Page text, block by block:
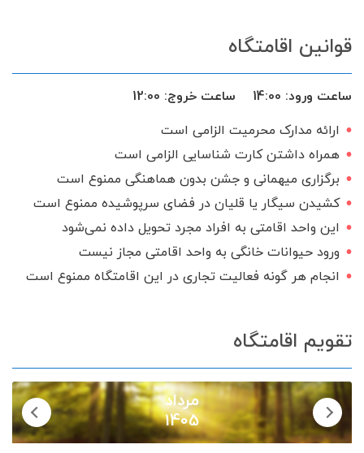
میز نهارخوری
سرویس ایرانی
قوانین اقامتگاه
ساعت ورود: 14:00 ساعت خروج: 12:00
ارائه مدارک محرمیت الزامی است
همراه داشتن کارت شناسایی الزامی است
برگزاری میهمانی و جشن بدون هماهنگی ممنوع است
کشیدن سیگار یا قلیان در فضای سرپوشیده ممنوع است
این واحد اقامتی به افراد مجرد تحویل داده نمی‌شود
ورود حیوانات خانگی به واحد اقامتی مجاز نیست
انجام هر گونه فعالیت تجاری در این اقامتگاه ممنوع است
تقویم اقامتگاه
مرداد
1405